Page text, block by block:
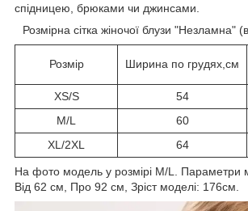
спідницею, брюками чи джинсами.
Розмірна сітка жіночої блузи "Незламна"
Розмір Ширина по грудях,см
XS/S
54
M/L
60
XL/2XL
64
На фото модель у розмірі M/L. Параметри
Від 62 см, Про 92 см, Зріст моделі: 176см.